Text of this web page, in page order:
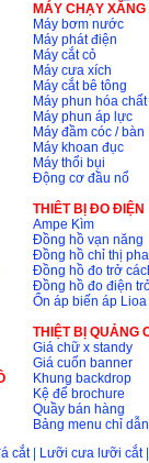
MÁY CHẠY
Máy bơm nước
Máy phát điện
Máy cắt cỏ
Máy cưa xích
Máy cắt bê tông
Máy phun hóa chất
Máy phun áp lực
Máy đầm cóc / bàn
Máy khoan đục
Máy thổi bụi
Động cơ đầu nổ
THIÊT BỊ ĐO ĐIỆN
Ampe Kìm
Đồng hồ vạn năng
Đồng hồ chỉ thị pha
Đồng hồ đo trở
Đồng hồ đo điện
Ổn áp biến áp Lioa
THIỆT BỊ QUẢNG
Giá chữ x standy
Giá cuốn banner
Khung backdrop
Kệ để brochure
Quầy bán hàng
Bảng menu chỉ dẫn
cắt| Lưỡi cưa lưỡi cắt